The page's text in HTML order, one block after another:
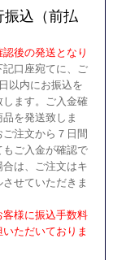
振込（前払
認後の発送となり
記口座宛てに、ご
以内にお振込を
します。ご入金確
を発送致しま
ご注文から７日間
もご入金が確認で
合は、ご注文はキ
させていただきま
客様に振込手数料
いただいておりま